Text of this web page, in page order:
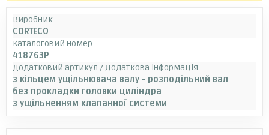
Виробник
CORTECO
Каталоговий номер
418763P
Додатковий артикул / Додаткова інформація
з кільцем ущільнювача валу - розподільний вал
без прокладки головки циліндра
з ущільненням клапанної системи